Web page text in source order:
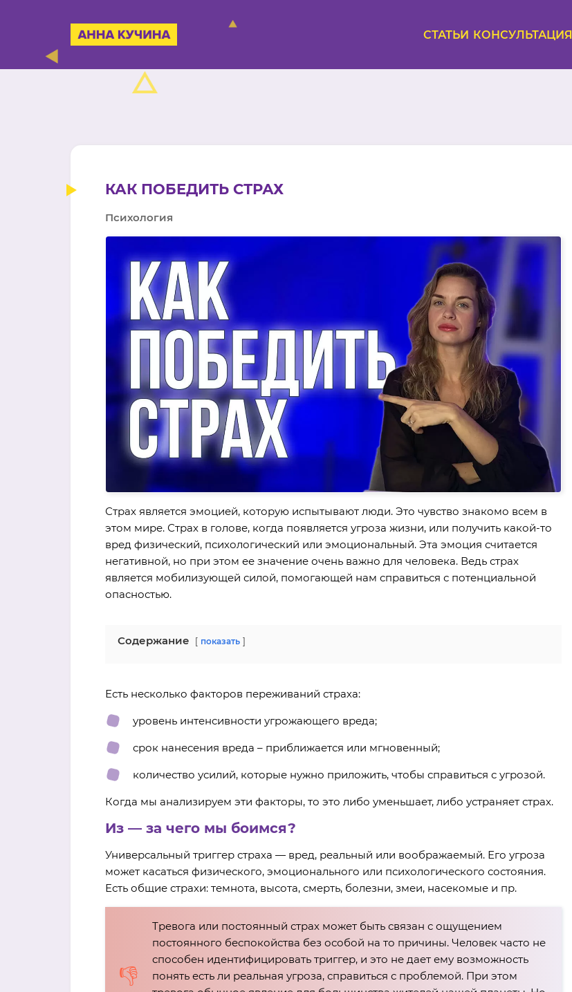
СТАТЬИ КОНСУЛЬТАЦИЯ
КАК ПОБЕДИТЬ СТРАХ
Психология
Страх является эмоцией, которую испытывают люди. Это чувство знакомо всем в
этом мире. Страх в голове, когда появляется угроза жизни, или получить какой-то
вред физический, психологический или эмоциональный. Эта эмоция считается
негативной, но при этом ее значение очень важно для человека. Ведь страх
является мобилизующей силой, помогающей нам справиться с потенциальной
опасностью.
Содержание показать
Есть несколько факторов переживаний страха:
уровень интенсивности угрожающего вреда;
срок нанесения вреда – приближается или мгновенный;
количество усилий, которые нужно приложить, чтобы справиться с угрозой.
Когда мы анализируем эти факторы, то это либо уменьшает, либо устраняет страх.
Из — за чего мы боимся?
Универсальный триггер страха — вред, реальный или воображаемый. Его угроза
может касаться физического, эмоционального или психологического состояния.
Есть общие страхи: темнота, высота, смерть, болезни, змеи, насекомые и пр.
Тревога или постоянный страх может быть связан с ощущением
постоянного беспокойства без особой на то причины. Человек часто не
способен идентифицировать триггер, и это не дает ему возможность
понять есть ли реальная угроза, справиться с проблемой. При этом